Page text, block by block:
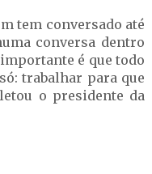
tem conversado até
conversa dentro
é que todo
trabalhar para que
o presidente da